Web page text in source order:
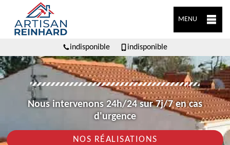
MENU
indisponible indisponible
Nous intervenons 24h/24 sur 7j/7 en cas
d'urgence
NOS RÉALISATIONS